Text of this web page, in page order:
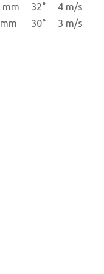
mm 32°
4 m/s
30° 3 m/s